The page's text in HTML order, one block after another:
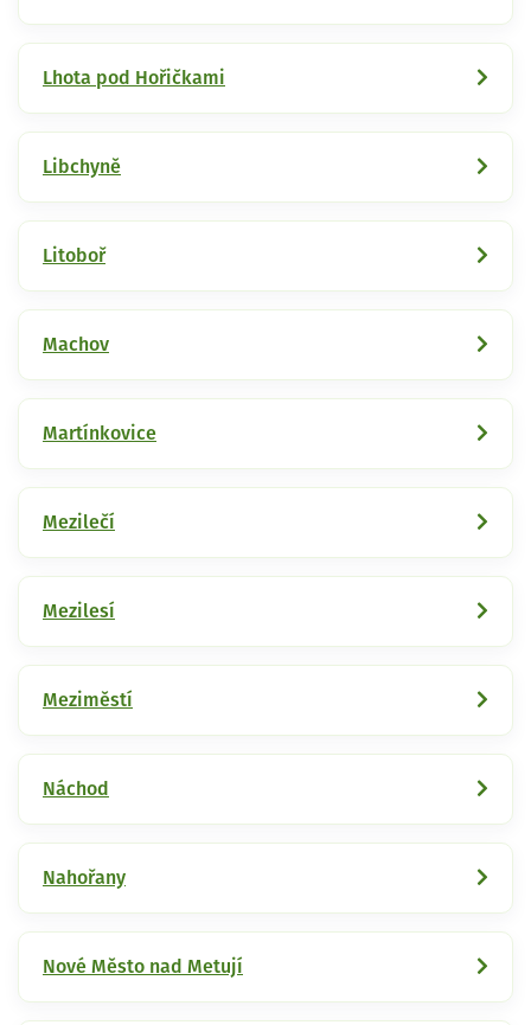
Lhota pod Hořičkami
Libchyně
Litoboř
Machov
Martínkovice
Mezilečí
Mezilesí
Meziměstí
Náchod
Nahořany
Nové Město nad Metují